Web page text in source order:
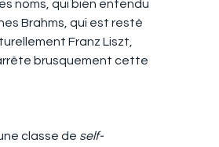
noms, qui bien entendu
Brahms, qui est resté
Franz Liszt,
brusquement cette
classe de self-